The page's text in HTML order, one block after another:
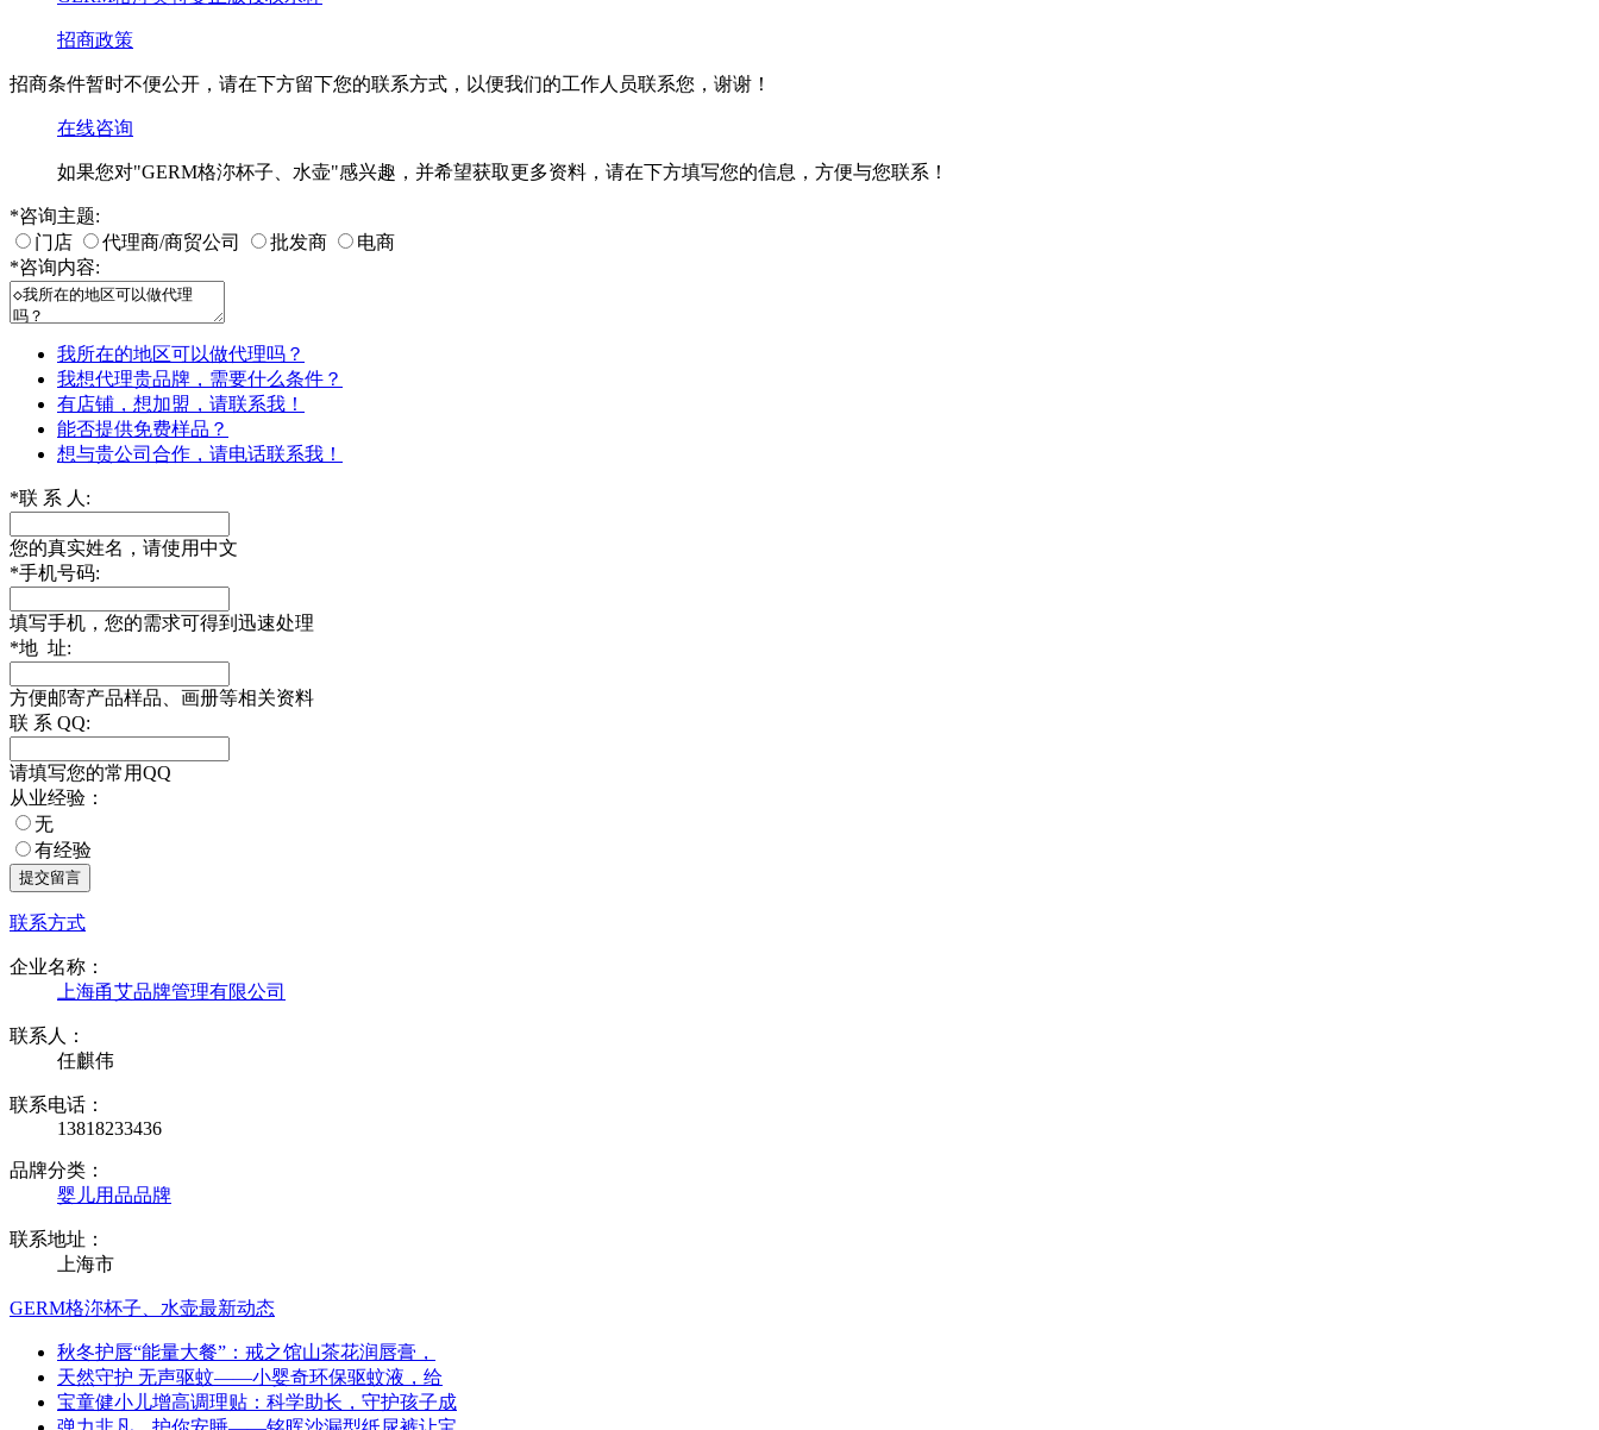
招商政策
招商条件暂时不便公开，请在下方留下您的联系方式，以便我们的工作人员联系您，谢谢！
在线咨询
如果您对"GERM格沵杯子、水壶"感兴趣，并希望获取更多资料，请在下方填写您的信息，方便与您联系！
*咨询主题:
门店
代理商/商贸公司 批发商
电商
*咨询内容:
我所在的地区可以做代理吗？
我想代理贵品牌，需要什么条件？
有店铺，想加盟，请联系我！
能否提供免费样品？
想与贵公司合作，请电话联系我！
*联 系 人:
您的真实姓名，请使用中文
*手机号码:
填写手机，您的需求可得到迅速处理
*地 址:
方便邮寄产品样品、画册等相关资料
联 系 QQ:
请填写您的常用QQ
从业经验：
无
有经验
联系方式
企业名称：
上海甬艾品牌管理有限公司
联系人：
任麒伟
联系电话：
13818233436
品牌分类：
婴儿用品品牌
联系地址：
上海市
GERM格沵杯子、水壶最新动态
秋冬护唇“能量大餐”：戒之馆山茶花润唇膏，
天然守护 无声驱蚊——小婴奇环保驱蚊液，给
宝童健小儿增高调理贴：科学助长，守护孩子成